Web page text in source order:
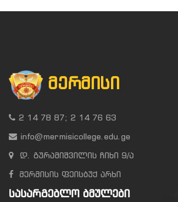
ᲛᲔᲠᲛᲘᲡᲘ
2 14 78 87; 2 14 76 63
info@mermisicollege.edu.ge
დ. გურამიშვილის ჩიხი 9/ა
მერმისის ფეისბუქ არხი
ᲡᲐᲡᲐᲠᲒᲔᲑᲚᲝ ᲑᲛᲣᲚᲔᲑᲘ